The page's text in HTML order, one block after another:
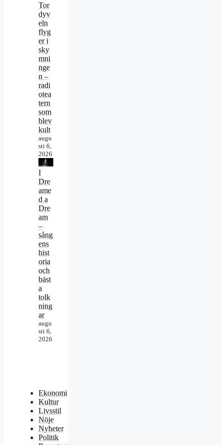
Tor
dyv
eln
flyg
er i
sky
mni
nge
n –
radi
otea
tern
som
blev
kult
augu
sti 6,
2026
I
Dre
ame
d a
Dre
am
–
sång
ens
hist
oria
och
bäst
a
tolk
ning
ar
augu
sti 6,
2026
Ekonomi
Kultur
Livsstil
Nöje
Nyheter
Politik